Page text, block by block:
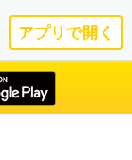
アプリで開く